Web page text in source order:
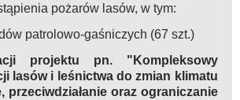
pożarów lasów, w tym:
patrolowo-gaśniczych (67 szt.)
projektu pn. "Kompleksowy
lasów i leśnictwa do zmian klimatu
przeciwdziałanie oraz ograniczanie